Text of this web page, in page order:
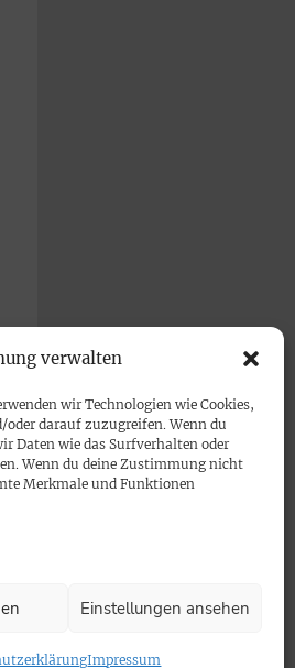
verwalten
wir Technologien wie Cookies,
darauf zuzugreifen. Wenn du
Daten wie das Surfverhalten oder
Wenn du deine Zustimmung nicht
Merkmale und Funktionen
Einstellungen ansehen
Impressum